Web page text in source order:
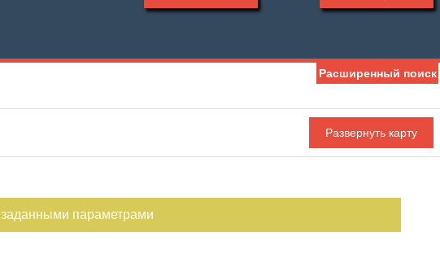
Расширенный поиск
параметрами